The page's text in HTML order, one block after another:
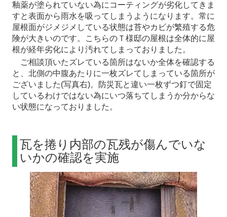
釉薬が塗られていない為にコーティングが劣化してきま
すと表面から雨水を吸ってしまうようになります。常に
屋根面がジメジメしている状態は苔やカビが繁殖する危
険が大きいのです。こちらのＴ様邸の屋根は全体的に屋
根が経年劣化により汚れてしまっておりました。
ご相談頂いたズレている箇所はないか全体を確認する
と、北側の中腹あたりに一枚ズレてしまっている箇所が
ございました(写真右)。防災瓦と違い一枚ずつ釘で固定
しているわけではない為にいつ落ちてしまうか分からな
い状態になっておりました。
瓦を捲り内部の瓦残が傷んでいな
いかの確認を実施